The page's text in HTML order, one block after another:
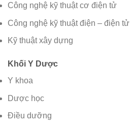
Công nghệ kỹ thuật cơ điện tử
Công nghệ kỹ thuật điện – điện tử
Kỹ thuật xây dựng
Khối Y Dược
Y khoa
Dược học
Điều dưỡng